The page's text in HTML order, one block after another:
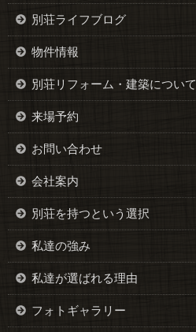
別荘ライフブログ
物件情報
別荘リフォーム・建築について
来場予約
お問い合わせ
会社案内
別荘を持つという選択
私達の強み
私達が選ばれる理由
フォトギャラリー